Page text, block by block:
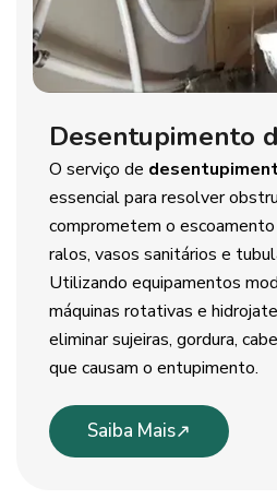
Desentupimento
O serviço de
essencial para resolver
comprometem o escoamento
ralos, vasos sanitários e
Utilizando equipamentos
máquinas rotativas e
eliminar sujeiras, gordura,
que causam o entupimento.
Saiba Mais